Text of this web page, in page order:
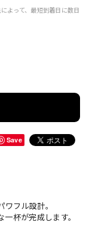
よって、最短到着日に数日
Save
フル設計。
杯が完成します。